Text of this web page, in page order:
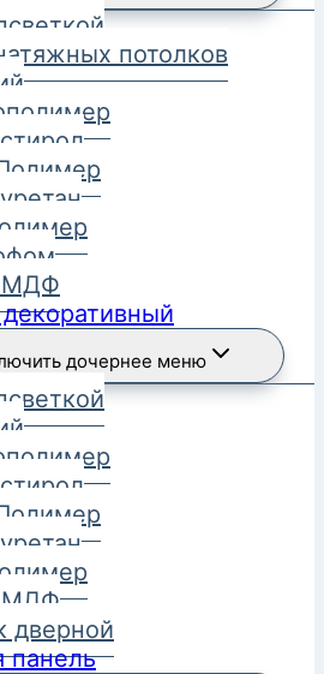
потолков
дочернее меню
дверной
панель